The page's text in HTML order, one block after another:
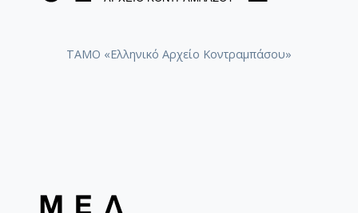
ΤΑΜΟ «Ελληνικό Αρχείο Κοντραμπάσου»